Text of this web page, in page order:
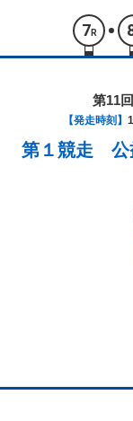
7 R
第11
【発走時刻】
第１競走 公